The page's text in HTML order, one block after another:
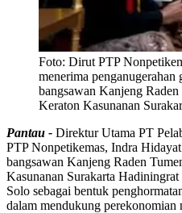
Foto: Dirut PTP
menerima penganugerahan
bangsawan Kanjeng
Keraton Kasunanan
Pantau - Direktur Utama PT
PTP Nonpetikemas, Indra
bangsawan Kanjeng Raden
Kasunanan Surakarta
Solo sebagai bentuk
dalam mendukung perekonomian